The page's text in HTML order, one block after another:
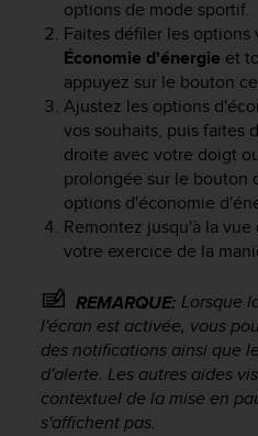
options de mode sportif.
Faites défiler les options
Économie d'énergie et
appuyez sur le bouton
Ajustez les options
vos souhaits, puis faites
droite avec votre doigt
prolongée sur le bouton
options d'économie
Remontez jusqu'à la
votre exercice de la
REMARQUE: Lorsque
l'écran est activée, vous
des notifications ainsi que
d'alerte. Les autres aides
contextuel de la mise en
s'affichent pas.